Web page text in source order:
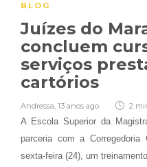
BLOG
Juízes do
concluem
serviços
cartórios
Andressa, 13 anos ago 2
A Escola Superior da
parceria com a
sexta-feira (24), um